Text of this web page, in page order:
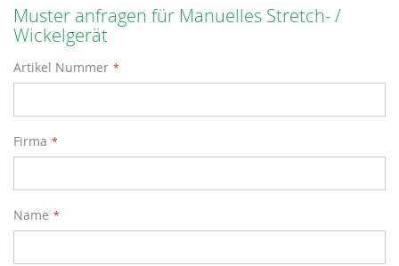
Muster anfragen für Manuelles Stretch- /
Wickelgerät
Artikel Nummer
Firma
Name